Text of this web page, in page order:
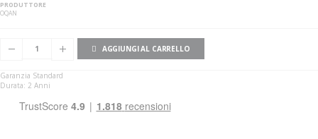
PRODUTTORE
OQAN
AGGIUNGI AL CARRELLO
Garanzia Standard
Durata: 2 Anni